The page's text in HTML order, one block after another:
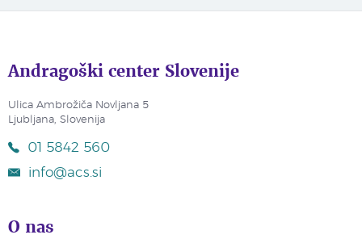
Andragoški center Slovenije
Ulica Ambrožiča Novljana 5
Ljubljana, Slovenija
01 5842 560
info@acs.si
O nas